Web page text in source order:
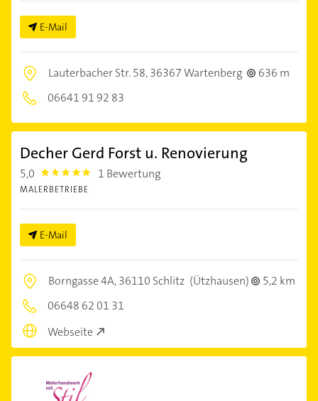
E-Mail
Lauterbacher Str. 58,36367 Wartenberg
636 m
06641 91 92 83
Decher Gerd Forst u. Renovierung
5,0 5.0 1 Bewertung
MALERBETRIEBE
E-Mail
Borngasse 4A,36110 Schlitz (Ützhausen)
5,2 km
06648 62 01 31
Webseite